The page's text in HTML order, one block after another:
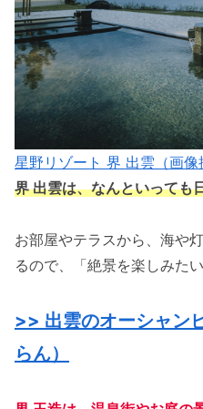
星野リゾート 界 出雲（画像
界 出雲は、なんといっても
お部屋やテラスから、海や
るので、「絶景を楽しみた
>> 出雲のオーシャン
らん）